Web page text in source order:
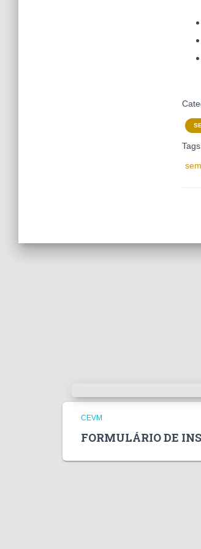
CEVM
FORMULÁRIO DE